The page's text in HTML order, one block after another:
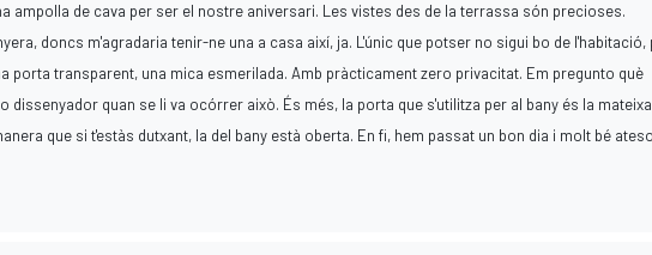
ampolla de cava per ser el nostre aniversari. Les vistes des de la terrassa són precioses.
doncs m'agradaria tenir-ne una a casa així, ja. L'únic que potser no sigui bo de l'habitació,
porta transparent, una mica esmerilada. Amb pràcticament zero privacitat. Em pregunto què
dissenyador quan se li va ocórrer això. És més, la porta que s'utilitza per al bany és la
que si t'estàs dutxant, la del bany està oberta. En fi, hem passat un bon dia i molt bé